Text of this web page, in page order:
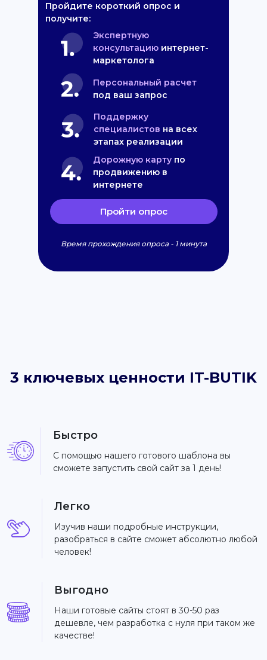
Пройдите короткий опрос и
получите:
Экспертную
консультацию интернет-
маркетолога
Персональный расчет
под ваш запрос
Поддержку
специалистов на всех
этапах реализации
Дорожную карту по
продвижению в
интернете
Пройти опрос
Время прохождения опроса - 1 минута
3 ключевых ценности IT-BUTIK
Быстро
С помощью нашего готового шаблона вы
сможете запустить свой сайт за 1 день!
Легко
Изучив наши подробные инструкции,
разобраться в сайте сможет абсолютно любой
человек!
Выгодно
Наши готовые сайты стоят в 30-50 раз
дешевле, чем разработка с нуля при таком же
качестве!